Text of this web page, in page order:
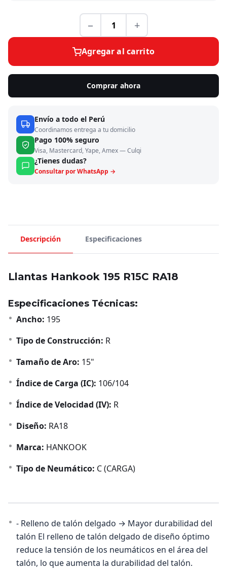
− +
Agregar al carrito
Comprar ahora
Envío a todo el Perú
Coordinamos entrega a tu domicilio
Pago 100% seguro
Visa, Mastercard, Yape, Amex — Culqi
¿Tienes dudas?
Consultar por WhatsApp →
Descripción Especificaciones
Llantas Hankook 195 R15C RA18
Especificaciones Técnicas:
Ancho: 195
Tipo de Construcción: R
Tamaño de Aro: 15"
Índice de Carga (IC): 106/104
Índice de Velocidad (IV): R
Diseño: RA18
Marca: HANKOOK
Tipo de Neumático: C (CARGA)
- Relleno de talón delgado → Mayor durabilidad del
talón El relleno de talón delgado de diseño óptimo
reduce la tensión de los neumáticos en el área del
talón, lo que aumenta la durabilidad del talón.